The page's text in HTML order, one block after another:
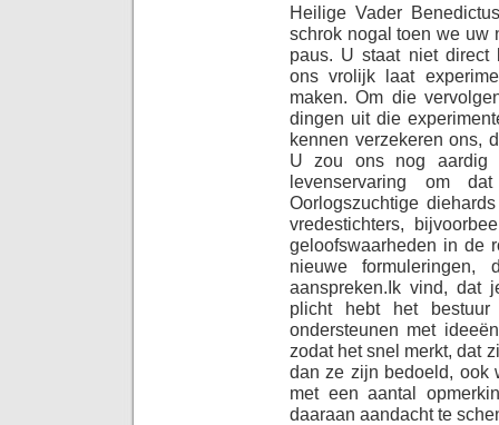
Heilige Vader
schrok nogal toen we uw
paus. U staat niet direct
ons vrolijk laat
maken. Om die
dingen uit die
kennen verzekeren ons,
U zou ons nog aardig
levenservaring om
Oorlogszuchtige
vredestichters,
geloofswaarheden in de
nieuwe
aanspreken. Ik vind, dat
plicht hebt het
ondersteunen met
zodat het snel merkt, dat
dan ze zijn bedoeld, ook
met een aantal
daaraan aandacht te